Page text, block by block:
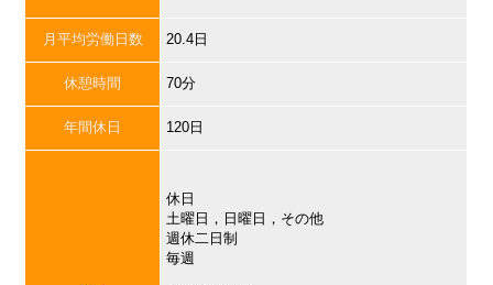
月平均労働日数 20.4日
休憩時間 70分
年間休日 120日
休日
土曜日，日曜日，その他
週休二日制
毎週